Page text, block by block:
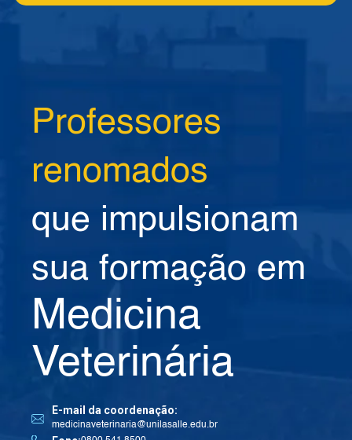
Professores
renomados
que impulsionam
sua formação em
Medicina
Veterinária
E-mail da coordenação:
medicinaveterinaria@unilasalle.edu.br